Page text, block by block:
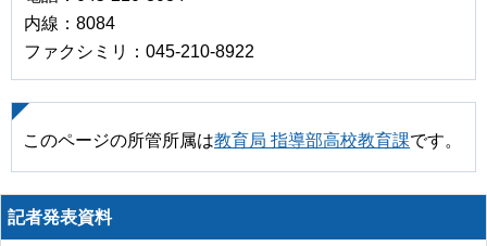
内線：8084
ファクシミリ：045-210-8922
このページの所管所属は教育局 指導部高校教育課です。
記者発表資料